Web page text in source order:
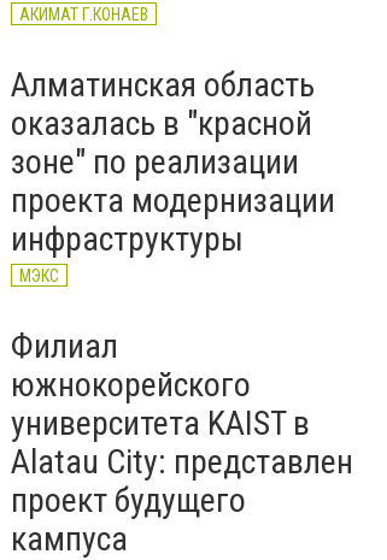
АКИМАТ Г.КОНАЕВ
Алматинская область
оказалась в "красной
зоне" по реализации
проекта модернизации
инфраструктуры
МЭКС
Филиал
южнокорейского
университета KAIST в
Alatau City: представлен
проект будущего
кампуса